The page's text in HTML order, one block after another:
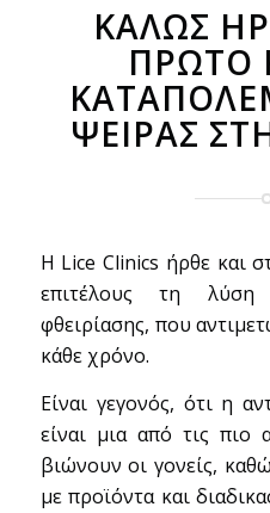
ΚΑΛΩΣ
ΠΡΩΤΟ
ΨΕΙΡΑΣ
Η Lice Clinics ήρθε και
επιτέλους τη
φθειρίασης, που
κάθε χρόνο.
Είναι γεγονός, ότι η
είναι μια από τις πιο
βιώνουν οι γονείς,
με προϊόντα και